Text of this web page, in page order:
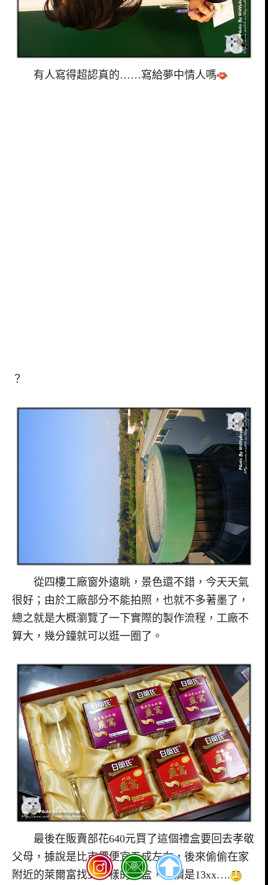
有人寫得超認真的……寫給夢中情人嗎
？
從四樓工廠窗外遠眺，景色還不錯，今天天氣
很好；由於工廠部分不能拍照，也就不多著墨了，
總之就是大概瀏覽了一下實際的製作流程，工廠不
算大，幾分鐘就可以逛一圈了。
最後在販賣部花640元買了這個禮盒要回去孝敬
父母，據說是比市價便宜五成左右，後來偷偷在家
附近的萊爾富找到一樣的禮盒，訂價是13xx….